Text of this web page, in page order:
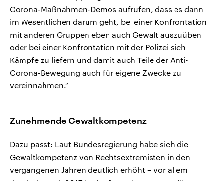
Corona-Maßnahmen-Demos aufrufen, dass es dann
im Wesentlichen darum geht, bei einer Konfrontation
mit anderen Gruppen eben auch Gewalt auszuüben
oder bei einer Konfrontation mit der Polizei sich
Kämpfe zu liefern und damit auch Teile der Anti-
Corona-Bewegung auch für eigene Zwecke zu
vereinnahmen.“
Zunehmende Gewaltkompetenz
Dazu passt: Laut Bundesregierung habe sich die
Gewaltkompetenz von Rechtsextremisten in den
vergangenen Jahren deutlich erhöht – vor allem